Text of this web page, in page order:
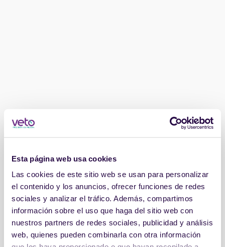
Esta página web usa cookies
Las cookies de este sitio web se usan para personalizar
el contenido y los anuncios, ofrecer funciones de redes
sociales y analizar el tráfico. Además, compartimos
información sobre el uso que haga del sitio web con
nuestros partners de redes sociales, publicidad y análisis
web, quienes pueden combinarla con otra información